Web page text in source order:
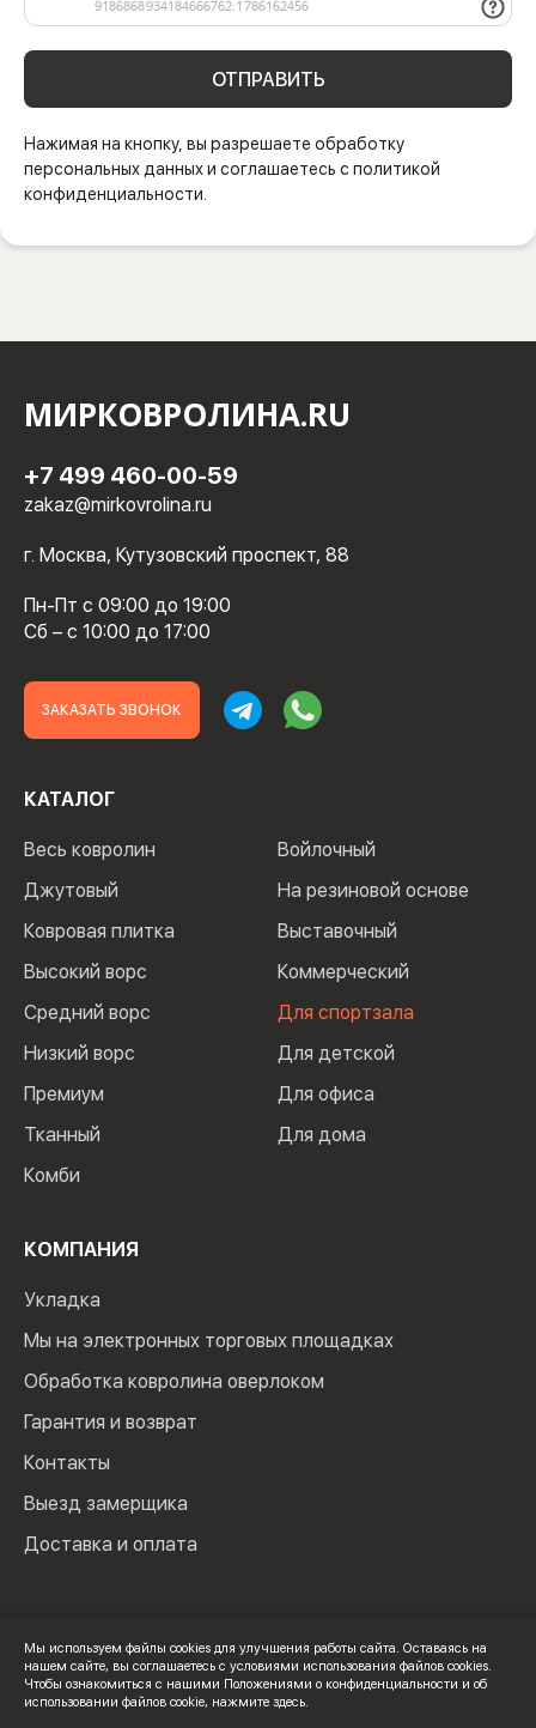
ОТПРАВИТЬ
Нажимая на кнопку, вы разрешаете обработку
персональных данных и соглашаетесь с политикой
конфиденциальности.
МИРКОВРОЛИНА.RU
+7 499 460-00-59
zakaz@mirkovrolina.ru
г. Москва, Кутузовский проспект, 88
Пн-Пт с 09:00 до 19:00
Сб – с 10:00 до 17:00
ЗАКАЗАТЬ ЗВОНОК
КАТАЛОГ
Весь ковролин
Джутовый
Ковровая плитка
Высокий ворс
Средний ворс
Низкий ворс
Премиум
Тканный
Комби
Войлочный
На резиновой основе
Выставочный
Коммерческий
Для спортзала
Для детской
Для офиса
Для дома
КОМПАНИЯ
Укладка
Мы на электронных торговых площадках
Обработка ковролина оверлоком
Гарантия и возврат
Контакты
Выезд замерщика
Доставка и оплата
© 2024 Мир Ковролина. ИП Зверев Максим Ильич. ИНН:
100502600325
Мы используем файлы cookies для улучшения работы сайта. Оставаясь на
нашем сайте, вы соглашаетесь с условиями использования файлов cookies.
Чтобы ознакомиться с нашими Положениями о конфиденциальности и об
использовании файлов cookie, нажмите здесь.